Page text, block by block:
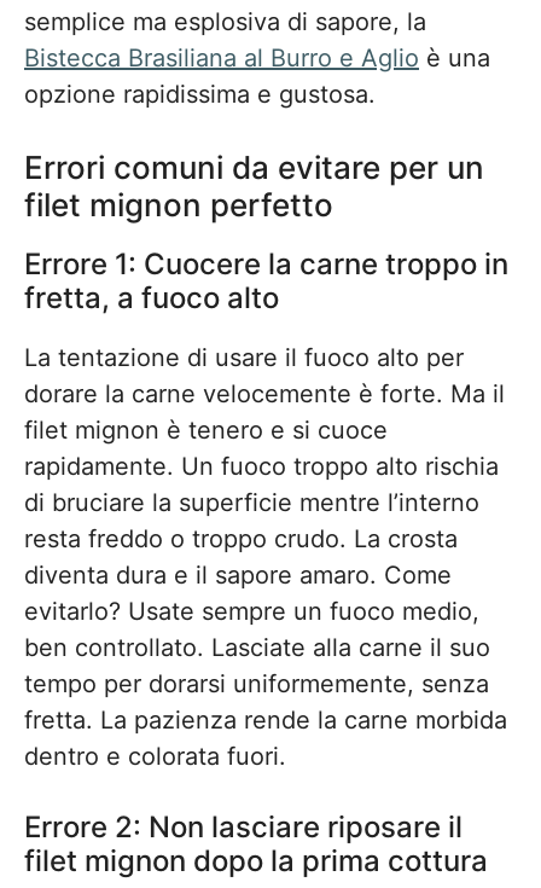
semplice ma esplosiva di sapore, la
Bistecca Brasiliana al Burro e Aglio è una
opzione rapidissima e gustosa.
Errori comuni da evitare per un
filet mignon perfetto
Errore 1: Cuocere la carne troppo in
fretta, a fuoco alto
La tentazione di usare il fuoco alto per
dorare la carne velocemente è forte. Ma il
filet mignon è tenero e si cuoce
rapidamente. Un fuoco troppo alto rischia
di bruciare la superficie mentre l’interno
resta freddo o troppo crudo. La crosta
diventa dura e il sapore amaro. Come
evitarlo? Usate sempre un fuoco medio,
ben controllato. Lasciate alla carne il suo
tempo per dorarsi uniformemente, senza
fretta. La pazienza rende la carne morbida
dentro e colorata fuori.
Errore 2: Non lasciare riposare il
filet mignon dopo la prima cottura